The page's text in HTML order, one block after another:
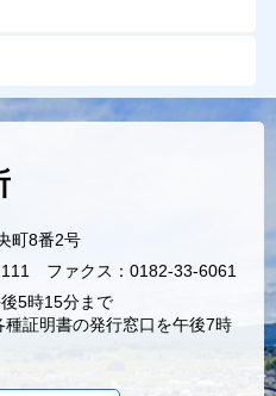
町8番2号
ファクス：0182-33-6061
5時15分まで
種証明書の発行窓口を午後7時